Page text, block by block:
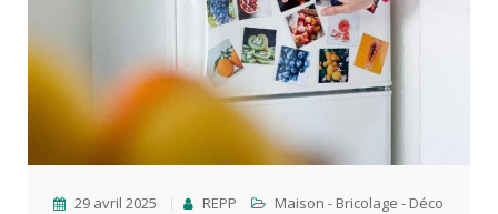
29 avril 2025 REPP Maison - Bricolage - Déco